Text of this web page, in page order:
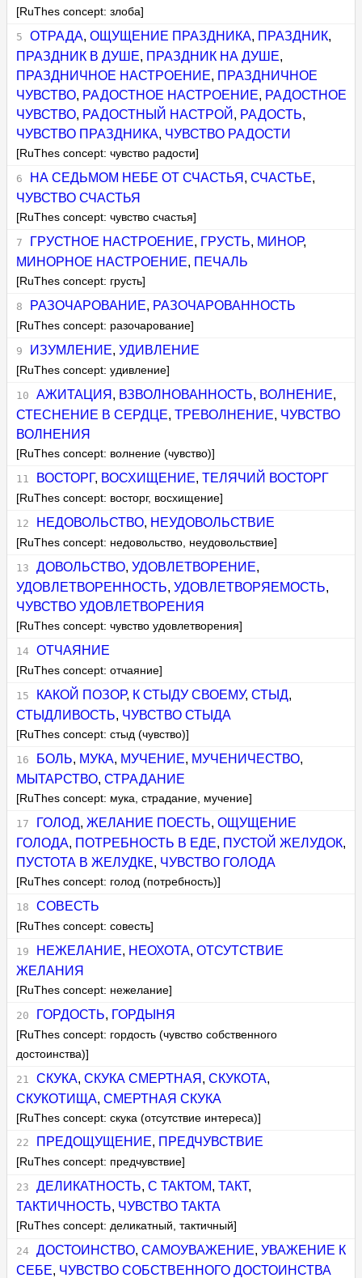
[RuThes concept: злоба]
ОТРАДА, ОЩУЩЕНИЕ ПРАЗДНИКА, ПРАЗДНИК,
ПРАЗДНИК В ДУШЕ, ПРАЗДНИК НА ДУШЕ,
ПРАЗДНИЧНОЕ НАСТРОЕНИЕ, ПРАЗДНИЧНОЕ
ЧУВСТВО, РАДОСТНОЕ НАСТРОЕНИЕ, РАДОСТНОЕ
ЧУВСТВО, РАДОСТНЫЙ НАСТРОЙ , РАДОСТЬ,
ЧУВСТВО ПРАЗДНИКА, ЧУВСТВО РАДОСТИ
[RuThes concept: чувство радости]
НА СЕДЬМОМ НЕБЕ ОТ СЧАСТЬЯ , СЧАСТЬЕ,
ЧУВСТВО СЧАСТЬЯ
[RuThes concept: чувство счастья]
ГРУСТНОЕ НАСТРОЕНИЕ, ГРУСТЬ, МИНОР,
МИНОРНОЕ НАСТРОЕНИЕ, ПЕЧАЛЬ
[RuThes concept: грусть]
РАЗОЧАРОВАНИЕ, РАЗОЧАРОВАННОСТЬ
[RuThes concept: разочарование]
ИЗУМЛЕНИЕ, УДИВЛЕНИЕ
[RuThes concept: удивление]
АЖИТАЦИЯ , ВЗВОЛНОВАННОСТЬ, ВОЛНЕНИЕ,
СТЕСНЕНИЕ В СЕРДЦЕ,ТРЕВОЛНЕНИЕ, ЧУВСТВО
ВОЛНЕНИЯ
[RuThes concept: волнение (чувство)]
ВОСТОРГ, ВОСХИЩЕНИЕ, ТЕЛЯЧИЙ ВОСТОРГ
[RuThes concept: восторг, восхищение]
НЕДОВОЛЬСТВО, НЕУДОВОЛЬСТВИЕ
[RuThes concept: недовольство, неудовольствие]
ДОВОЛЬСТВО, УДОВЛЕТВОРЕНИЕ,
УДОВЛЕТВОРЕННОСТЬ,УДОВЛЕТВОРЯЕМОСТЬ,
ЧУВСТВО УДОВЛЕТВОРЕНИЯ
[RuThes concept: чувство удовлетворения]
ОТЧАЯНИЕ
[RuThes concept: отчаяние]
КАКОЙ ПОЗОР, К СТЫДУ СВОЕМУ, СТЫД,
СТЫДЛИВОСТЬ, ЧУВСТВО СТЫДА
[RuThes concept: стыд (чувство)]
БОЛЬ, МУКА, МУЧЕНИЕ, МУЧЕНИЧЕСТВО,
МЫТАРСТВО,СТРАДАНИЕ
[RuThes concept: мука, страдание, мучение]
ГОЛОД, ЖЕЛАНИЕ ПОЕСТЬ, ОЩУЩЕНИЕ
ГОЛОДА, ПОТРЕБНОСТЬ В ЕДЕ, ПУСТОЙ ЖЕЛУДОК,
ПУСТОТА В ЖЕЛУДКЕ, ЧУВСТВО ГОЛОДА
[RuThes concept: голод (потребность)]
СОВЕСТЬ
[RuThes concept: совесть]
НЕЖЕЛАНИЕ, НЕОХОТА, ОТСУТСТВИЕ
ЖЕЛАНИЯ
[RuThes concept: нежелание]
ГОРДОСТЬ, ГОРДЫНЯ
[RuThes concept: гордость (чувство собственного
достоинства)]
СКУКА, СКУКА СМЕРТНАЯ , СКУКОТА,
СКУКОТИЩА,СМЕРТНАЯ СКУКА
[RuThes concept: скука (отсутствие интереса)]
ПРЕДОЩУЩЕНИЕ, ПРЕДЧУВСТВИЕ
[RuThes concept: предчувствие]
ДЕЛИКАТНОСТЬ, С ТАКТОМ, ТАКТ,
ТАКТИЧНОСТЬ, ЧУВСТВО ТАКТА
[RuThes concept: деликатный, тактичный]
ДОСТОИНСТВО, САМОУВАЖЕНИЕ, УВАЖЕНИЕ К
СЕБЕ, ЧУВСТВО СОБСТВЕННОГО ДОСТОИНСТВА